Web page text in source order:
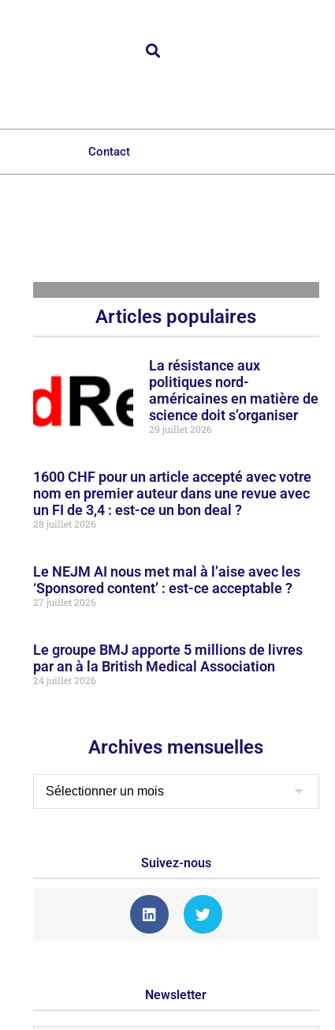
Contact
Articles populaires
La résistance aux
politiques nord-
américaines en matière de
science doit s’organiser
29 juillet 2026
1600 CHF pour un article accepté avec votre
nom en premier auteur dans une revue avec
un FI de 3,4 : est-ce un bon deal ?
28 juillet 2026
Le NEJM AI nous met mal à l’aise avec les
‘Sponsored content’ : est-ce acceptable ?
27 juillet 2026
Le groupe BMJ apporte 5 millions de livres
par an à la British Medical Association
24 juillet 2026
Archives mensuelles
Suivez-nous
Newsletter